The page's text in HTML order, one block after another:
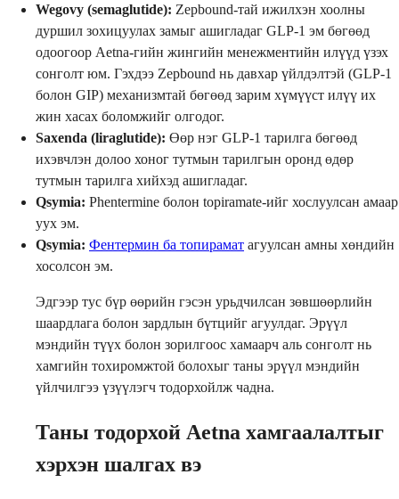
Wegovy (semaglutide): Zepbound-тай ижилхэн хоолны
дуршил зохицуулах замыг ашигладаг GLP-1 эм бөгөөд
одоогоор Aetna-гийн жингийн менежментийн илүүд үзэх
сонголт юм. Гэхдээ Zepbound нь давхар үйлдэлтэй (GLP-1
болон GIP) механизмтай бөгөөд зарим хүмүүст илүү их
жин хасах боломжийг олгодог.
Saxenda (liraglutide): Өөр нэг GLP-1 тарилга бөгөөд
ихэвчлэн долоо хоног тутмын тарилгын оронд өдөр
тутмын тарилга хийхэд ашигладаг.
Qsymia: Phentermine болон topiramate-ийг хослуулсан амаар
уух эм.
Qsymia: Фентермин ба топирамат агуулсан амны хөндийн
хосолсон эм.
Эдгээр тус бүр өөрийн гэсэн урьдчилсан зөвшөөрлийн
шаардлага болон зардлын бүтцийг агуулдаг. Эрүүл
мэндийн түүх болон зорилгоос хамаарч аль сонголт нь
хамгийн тохиромжтой болохыг таны эрүүл мэндийн
үйлчилгээ үзүүлэгч тодорхойлж чадна.
Таны тодорхой Aetna хамгаалалтыг
хэрхэн шалгах вэ